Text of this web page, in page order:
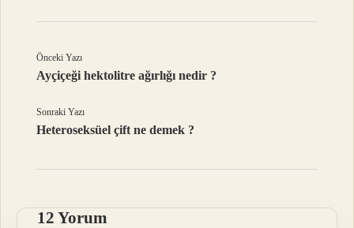
Önceki Yazı
Ayçiçeği hektolitre ağırlığı nedir ?
Sonraki Yazı
Heteroseksüel çift ne demek ?
12 Yorum